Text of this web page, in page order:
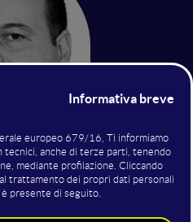
Antonelli
Ass. Ita. N.D -